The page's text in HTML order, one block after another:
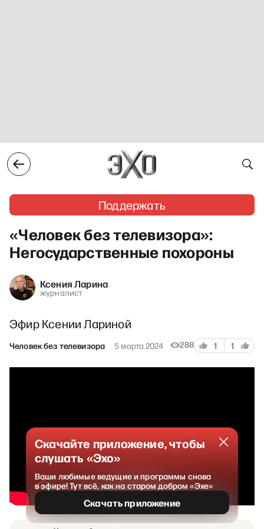
Поддержать
«Человек без телевизора»:
Негосударственные похороны
Ксения Ларина
журналист
Эфир Ксении Лариной
Человек без телевизора 5 марта 2024 288 1 1
Скачайте приложение, чтобы
слушать «Эхо»
Ваши любимые ведущие и программы снова
в эфире! Тут всё, как на старом добром «Эхе»
Скачать приложение